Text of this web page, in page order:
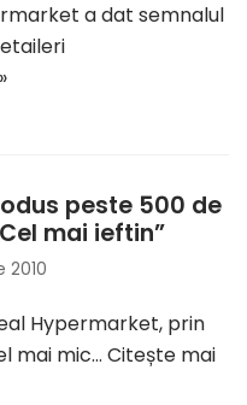
a dat semnalul
peste 500 de
mai ieftin”
2010
Hypermarket, prin
mai mic… Citește mai